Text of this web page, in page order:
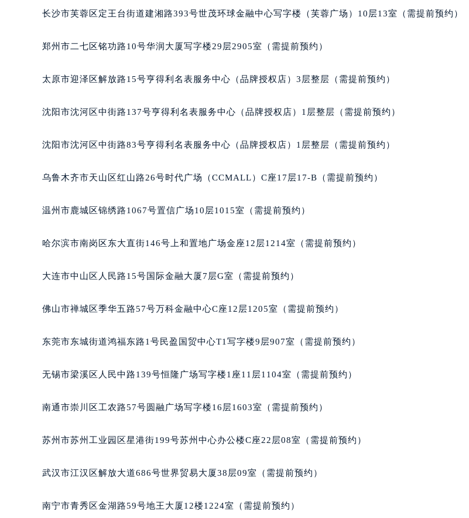
吉林省四平市铁东区紫气大路与南九经街交汇处宝玑售后服务中心（需提前预约）
吉林省通化市东昌区环通乡江南大街宝玑售后服务中心（需提前预约）
辽宁省鞍山市铁东区站前街宝玑售后服务中心（需提前预约）
辽宁省朝阳市双塔区新华路宝玑售后服务中心（需提前预约）
辽宁省抚顺市新抚区东一路宝玑售后服务中心（需提前预约）
辽宁省葫芦岛市连山区中央路宝玑售后服务中心（需提前预约）
辽宁省辽阳市白塔区新运大街宝玑售后服务中心（需提前预约）
辽宁省铁岭市银州区南马路宝玑售后服务中心（需提前预约）
辽宁省沈阳市沈河区中街路137号亨得利名表维修授权店1楼宝玑售后服务中心（需提前
北京市朝阳区建国门外大街甲6号华熙国际中心D座11层1102室宝玑售后服务中心（北
河北省保定市竞秀区朝阳北大街北国先天下宝玑售后服务中心（需提前预约）
内蒙古自治区巴彦淖尔市临河区新华街宝玑售后服务中心（需提前预约）
内蒙古自治区赤峰市红山区哈达街宝玑售后服务中心（需提前预约）
内蒙古自治区呼伦贝尔市海拉尔区中央街宝玑售后服务中心（需提前预约）
内蒙古自治区乌海市海勃湾区人民南路宝玑售后服务中心（需提前预约）
内蒙古自治区锡林郭勒盟市锡林浩特市光明街与额尔敦路交叉口宝玑售后服务中心（需
长沙市芙蓉区定王台街道建湘路393号世茂环球金融中心写字楼（芙蓉广场）10层13室（需提前预约）
郑州市二七区铭功路10号华润大厦写字楼29层2905室（需提前预约）
太原市迎泽区解放路15号亨得利名表服务中心（品牌授权店）3层整层（需提前预约）
沈阳市沈河区中街路137号亨得利名表服务中心（品牌授权店）1层整层（需提前预约）
沈阳市沈河区中街路83号亨得利名表服务中心（品牌授权店）1层整层（需提前预约）
乌鲁木齐市天山区红山路26号时代广场（CCMALL）C座17层17-B（需提前预约）
温州市鹿城区锦绣路1067号置信广场10层1015室（需提前预约）
哈尔滨市南岗区东大直街146号上和置地广场金座12层1214室（需提前预约）
大连市中山区人民路15号国际金融大厦7层G室（需提前预约）
佛山市禅城区季华五路57号万科金融中心C座12层1205室（需提前预约）
东莞市东城街道鸿福东路1号民盈国贸中心T1写字楼9层907室（需提前预约）
无锡市梁溪区人民中路139号恒隆广场写字楼1座11层1104室（需提前预约）
南通市崇川区工农路57号圆融广场写字楼16层1603室（需提前预约）
苏州市苏州工业园区星港街199号苏州中心办公楼C座22层08室（需提前预约）
武汉市江汉区解放大道686号世界贸易大厦38层09室（需提前预约）
南宁市青秀区金湖路59号地王大厦12楼1224室（需提前预约）